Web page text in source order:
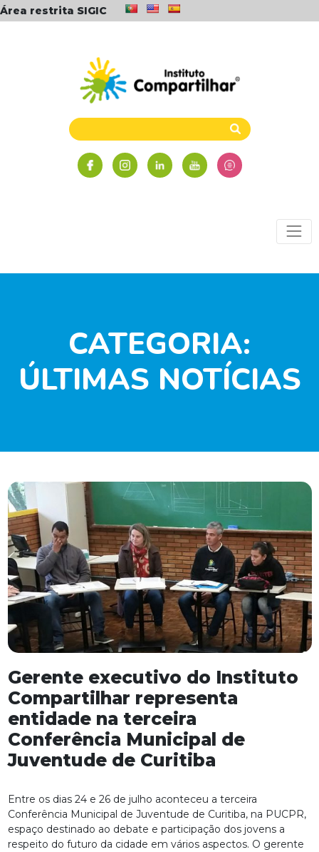
Área restrita SIGIC
CATEGORIA:
ÚLTIMAS NOTÍCIAS
Gerente executivo do Instituto
Compartilhar representa
entidade na terceira
Conferência Municipal de
Juventude de Curitiba
Entre os dias 24 e 26 de julho aconteceu a terceira
Conferência Municipal de Juventude de Curitiba, na PUCPR,
espaço destinado ao debate e participação dos jovens a
respeito do futuro da cidade em vários aspectos. O gerente